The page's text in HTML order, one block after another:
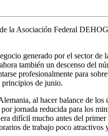
la Asociación Federal
generado por el sector de
también un descenso del
profesionalmente para
principios de junio.
al hacer balance de los
jornada reducida para los
difícil mucho antes del
de trabajo poco atractivos